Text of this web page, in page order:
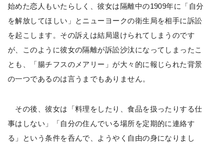
始めた恋人もいたらしく、彼女は隔離中の1909年に「自分
を解放してほしい」とニューヨークの衛生局を相手に訴訟
を起こします。その訴えは結局退けられてしまうのです
が、このように彼女の隔離が訴訟沙汰になってしまったこ
とも、「腸チフスのメアリー」が大々的に報じられた背景
の一つであるのは言うまでもありません。
その後、彼女は「料理をしたり、食品を扱ったりする仕
事はしない」「自分の住んでいる場所を定期的に連絡す
る」という条件を呑んで、ようやく自由の身になりまし